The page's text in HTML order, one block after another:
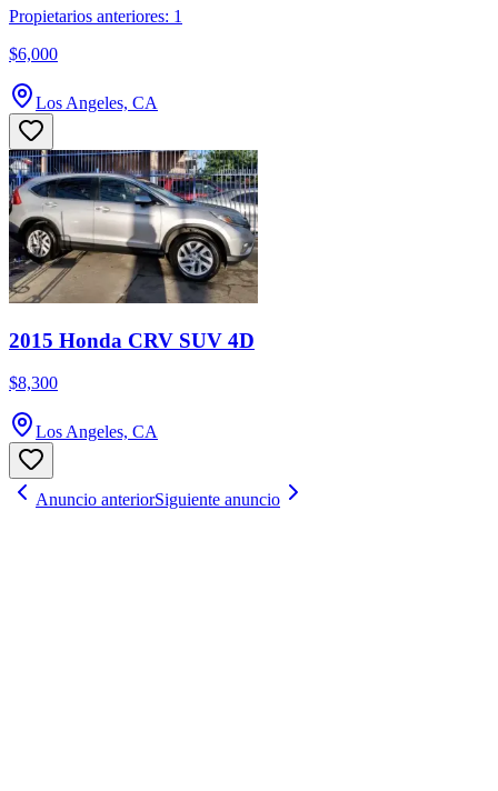
Propietarios anteriores: 1
$6,000
Los Angeles, CA
2015 Honda CRV SUV 4D
$8,300
Los Angeles, CA
Anuncio anteriorSiguiente anuncio